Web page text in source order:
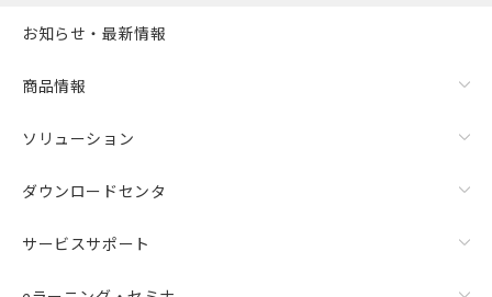
お知らせ・最新情報
商品情報
ソリューション
ダウンロードセンタ
サービスサポート